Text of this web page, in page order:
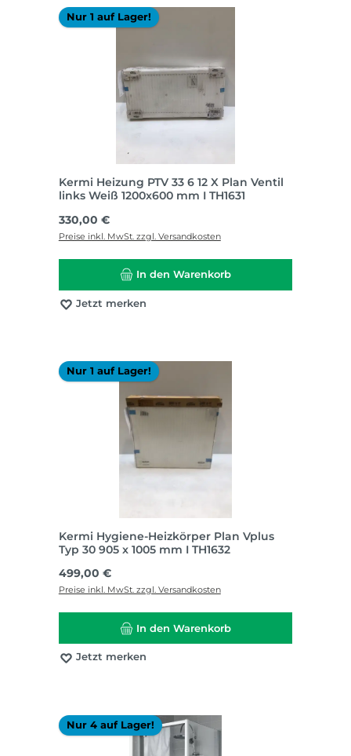
Nur 1 auf Lager!
Kermi Heizung PTV 33 6 12 X Plan Ventil
links Weiß 1200x600 mm I TH1631
Regulärer Preis:
330,00 €
Preise inkl. MwSt. zzgl. Versandkosten
In den Warenkorb
Jetzt merken
Nur 1 auf Lager!
Kermi Hygiene-Heizkörper Plan Vplus
Typ 30 905 x 1005 mm I TH1632
Regulärer Preis:
499,00 €
Preise inkl. MwSt. zzgl. Versandkosten
In den Warenkorb
Jetzt merken
Nur 4 auf Lager!